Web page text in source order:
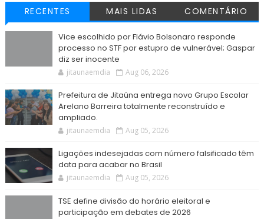
RECENTES MAIS LIDAS COMENTÁRIO
Vice escolhido por Flávio Bolsonaro responde
processo no STF por estupro de vulnerável; Gaspar
diz ser inocente
jitaunaemdia Aug 06, 2026
Prefeitura de Jitaúna entrega novo Grupo Escolar
Arelano Barreira totalmente reconstruído e
ampliado.
jitaunaemdia Aug 05, 2026
Ligações indesejadas com número falsificado têm
data para acabar no Brasil
jitaunaemdia Aug 05, 2026
TSE define divisão do horário eleitoral e
participação em debates de 2026